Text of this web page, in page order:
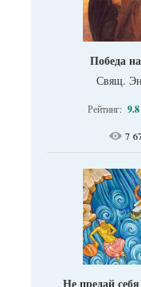
Победа
Свящ.
Рейтинг: 9.8
7
Не предай